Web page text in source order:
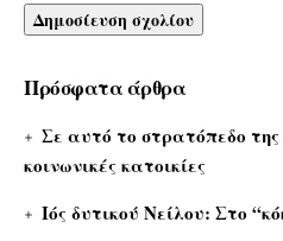
Πρόσφατα άρθρα
Σε αυτό το στρατόπεδο
κοινωνικές κατοικίες
Ιός δυτικού Νείλου: Στο